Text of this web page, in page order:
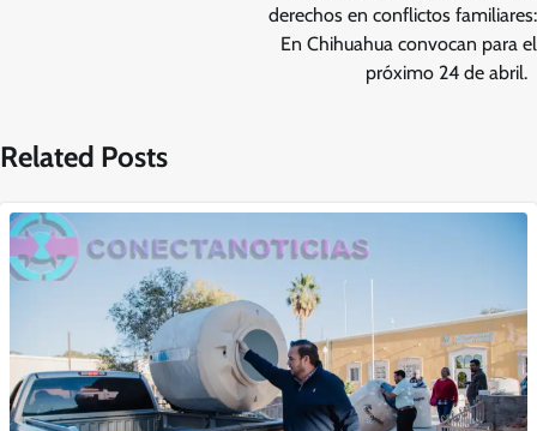
derechos en conflictos familiares:
En Chihuahua convocan para el
próximo 24 de abril.
Related Posts